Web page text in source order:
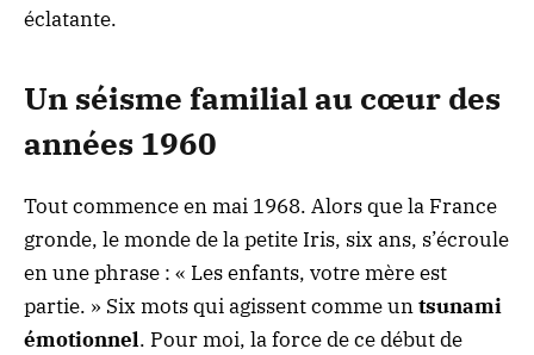
éclatante.
Un séisme familial au cœur des
années 1960
Tout commence en mai 1968. Alors que la France
gronde, le monde de la petite Iris, six ans, s’écroule
en une phrase : « Les enfants, votre mère est
partie. » Six mots qui agissent comme untsunami
émotionnel. Pour moi, la force de ce début de